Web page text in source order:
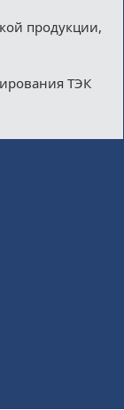
продукции,
ТЭК